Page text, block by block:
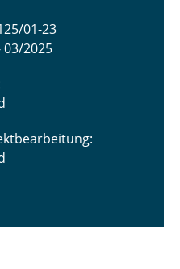
01-23
2025